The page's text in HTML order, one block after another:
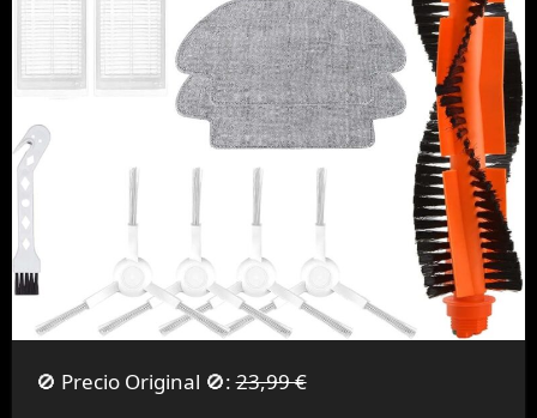
🚫 Precio Original 🚫:23,99 €